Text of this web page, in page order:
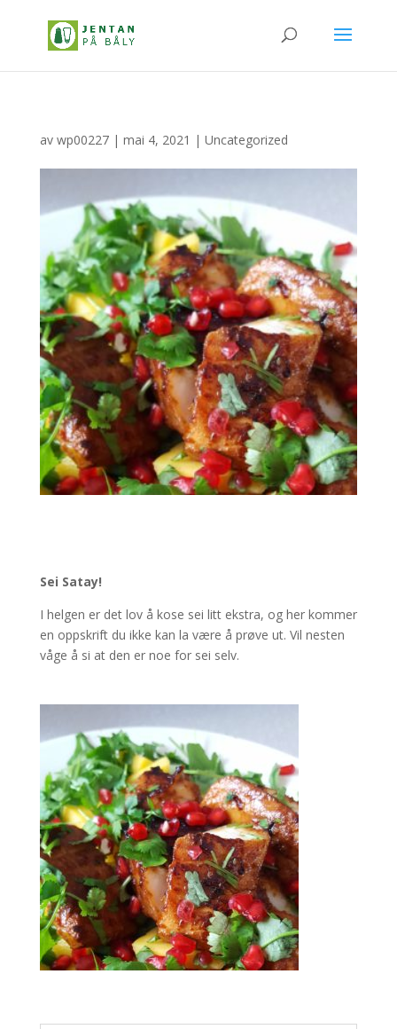
av wp00227| mai 4, 2021 | Uncategorized
Sei Satay!
I helgen er det lov å kose sei litt ekstra, og her kommer
en oppskrift du ikke kan la være å prøve ut. Vil nesten
våge å si at den er noe for sei selv.